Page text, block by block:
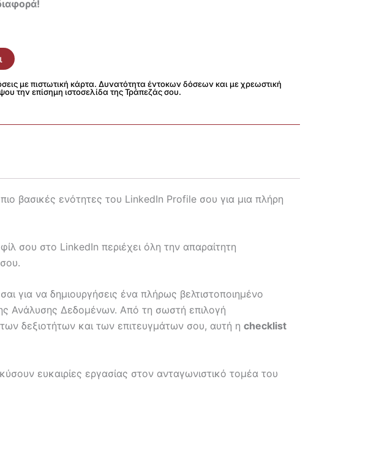
με πιστωτική κάρτα. Δυνατότητα έντοκων δόσεων και με χρεωστική
την επίσημη ιστοσελίδα της Τράπεζάς σου.
βασικές ενότητες του LinkedIn Profile σου για μια πλήρη
σου στο LinkedIn περιέχει όλη την απαραίτητη
για να δημιουργήσεις ένα πλήρως βελτιστοποιημένο
Ανάλυσης Δεδομένων. Από τη σωστή επιλογή
δεξιοτήτων και των επιτευγμάτων σου, αυτή η checklist
ευκαιρίες εργασίας στον ανταγωνιστικό τομέα του